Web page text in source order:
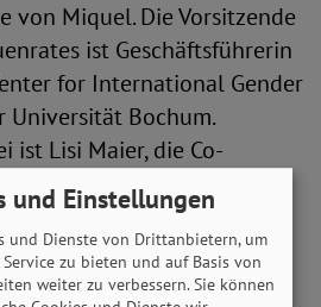
von Miquel. Die Vorsitzende
ist Geschäftsführerin
for International Gender
Universität Bochum.
ist Lisi Maier, die Co-
Bundesregierung
Gleichstellung.
von Ulrike Bahr (SPD),
für
und Einstellungen
und Dienste von Drittanbietern, um
zu bieten und auf Basis von
weiter zu verbessern. Sie können